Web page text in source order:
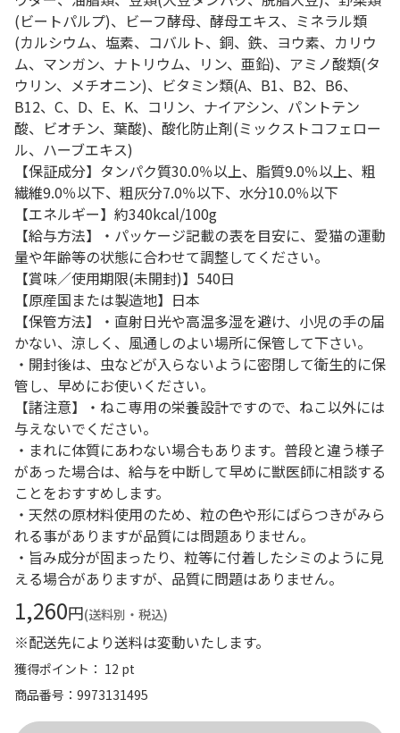
(ビートパルプ)、ビーフ酵母、酵母エキス、ミネラル類
(カルシウム、塩素、コバルト、銅、鉄、ヨウ素、カリウ
ム、マンガン、ナトリウム、リン、亜鉛)、アミノ酸類(タ
ウリン、メチオニン)、ビタミン類(A、B1、B2、B6、
B12、C、D、E、K、コリン、ナイアシン、パントテン
酸、ビオチン、葉酸)、酸化防止剤(ミックストコフェロー
ル、ハーブエキス)
【保証成分】タンパク質30.0％以上、脂質9.0％以上、粗
繊維9.0％以下、粗灰分7.0％以下、水分10.0％以下
【エネルギー】約340kcal/100g
【給与方法】・パッケージ記載の表を目安に、愛猫の運動
量や年齢等の状態に合わせて調整してください。
【賞味／使用期限(未開封)】540日
【原産国または製造地】日本
【保管方法】・直射日光や高温多湿を避け、小児の手の届
かない、涼しく、風通しのよい場所に保管して下さい。
・開封後は、虫などが入らないように密閉して衛生的に保
管し、早めにお使いください。
【諸注意】・ねこ専用の栄養設計ですので、ねこ以外には
与えないでください。
・まれに体質にあわない場合もあります。普段と違う様子
があった場合は、給与を中断して早めに獣医師に相談する
ことをおすすめします。
・天然の原材料使用のため、粒の色や形にばらつきがみら
れる事がありますが品質には問題ありません。
・旨み成分が固まったり、粒等に付着したシミのように見
える場合がありますが、品質に問題はありません。
1,260円(送料別・税込)
※配送先により送料は変動いたします。
獲得ポイント： 12 pt
商品番号
9973131495